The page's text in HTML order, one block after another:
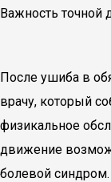
Важность точной
После ушиба в
врачу, который
физикальное
движение
болевой